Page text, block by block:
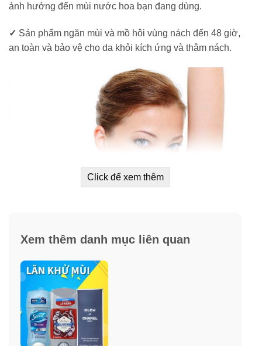
ảnh hưởng đến mùi nước hoa bạn đang dùng.
✓ Sản phẩm ngăn mùi và mồ hôi vùng nách đến 48 giờ,
an toàn và bảo vệ cho da khỏi kích ứng và thâm nách.
Hướng dẫn sử dụng lăn khử mùi Vichy
Déodorant Anti- Transpirant Intense 48H
50ml nắp xanh
– Làm sạch và khô vùng da.
Click để xem thêm
Xem thêm danh mục liên quan